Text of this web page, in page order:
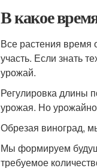
В какое
Все растения время
участь. Если знать
урожай.
Регулировка длины
урожая. Но
Обрезая виноград,
Мы формируем
требуемое